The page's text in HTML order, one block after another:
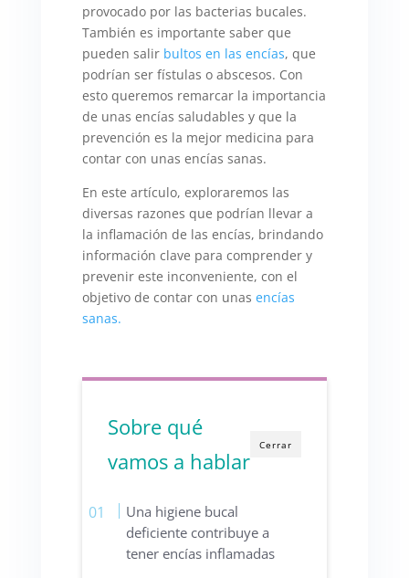
provocado por las bacterias bucales.
También es importante saber que
pueden salir bultos en las encías, que
podrían ser fístulas o abscesos. Con
esto queremos remarcar la importancia
de unas encías saludables y que la
prevención es la mejor medicina para
contar con unas encías sanas.
En este artículo, exploraremos las
diversas razones que podrían llevar a
la inflamación de las encías, brindando
información clave para comprender y
prevenir este inconveniente, con el
objetivo de contar con unas encías
sanas.
Cerrar
Sobre qué
vamos a hablar
Una higiene bucal
deficiente contribuye a
tener encías inflamadas